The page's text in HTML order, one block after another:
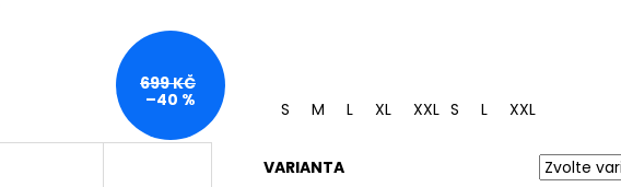
S M L XL XXL S L XXL
VARIANTA
699 KČ
–40 %